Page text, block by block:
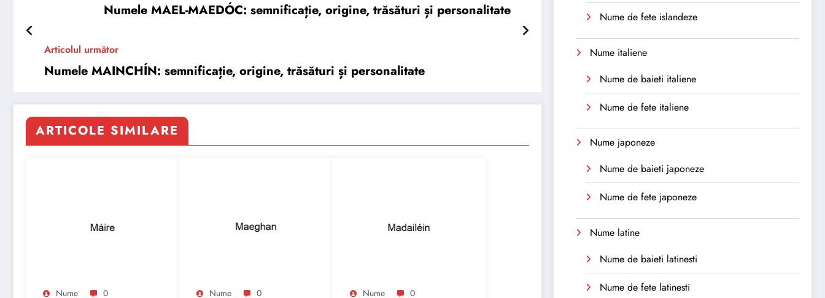
Numele MAEL-MAEDÓC: semnificație, origine, trăsături și personalitate
Articolul următor
Numele MAINCHÍN: semnificație, origine, trăsături și personalitate
ARTICOLE SIMILARE
Nume 0 Nume 0 Nume 0
Nume de fete islandeze
Nume italiene
Nume de baieti italiene
Nume de fete italiene
Nume japoneze
Nume de baieti japoneze
Nume de fete japoneze
Nume latine
Nume de baieti latinesti
Nume de fete latinesti